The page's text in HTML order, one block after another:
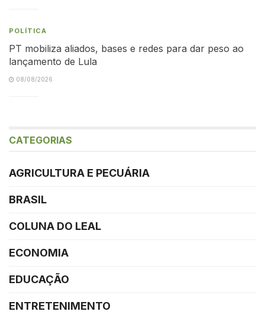
POLÍTICA
PT mobiliza aliados, bases e redes para dar peso ao
lançamento de Lula
08/08/2026
CATEGORIAS
AGRICULTURA E PECUÁRIA
BRASIL
COLUNA DO LEAL
ECONOMIA
EDUCAÇÃO
ENTRETENIMENTO